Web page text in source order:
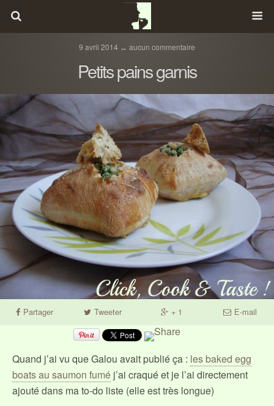
9 avril 2014 ↔ aucun commentaire
Petits pains garnis
Partager Tweeter + 1 E-mail
Quand j’ai vu que Galou avait publié ça : les baked egg
boats au saumon fumé j’ai craqué et je l’ai directement
ajouté dans ma to-do liste (elle est très longue)